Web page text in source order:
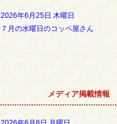
2026年6月25日 木曜日
７月の水曜日のコッペ屋さん
メディア掲載情報